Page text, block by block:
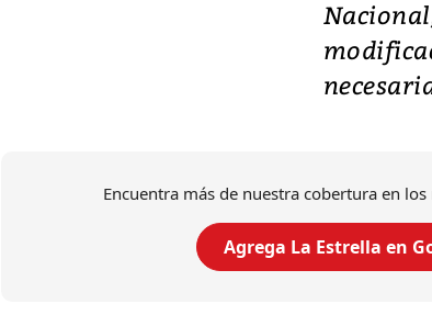
Encuentra más de nuestra cobertura en
Agrega La Estrella en